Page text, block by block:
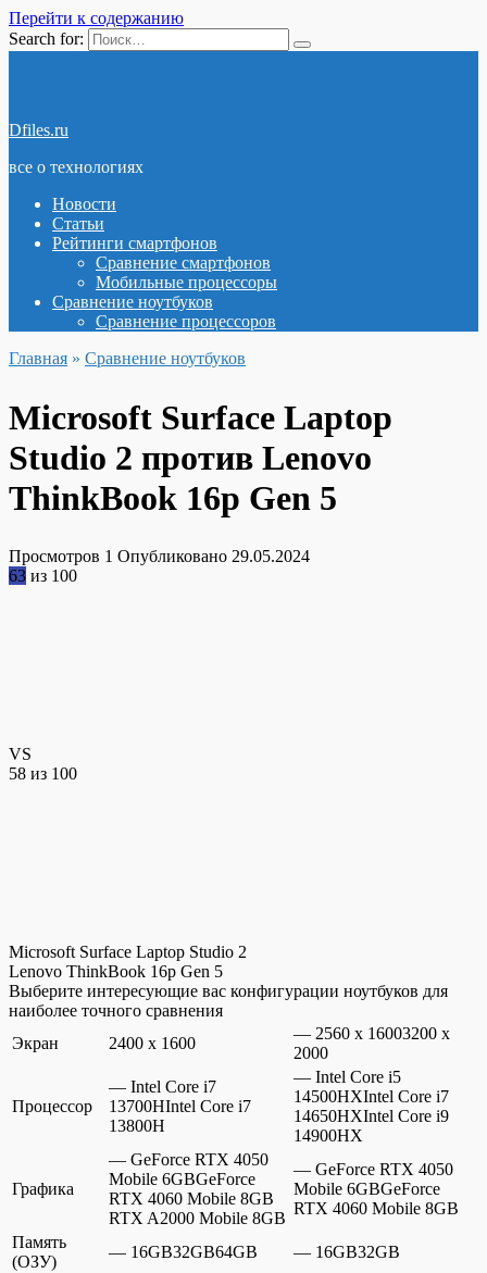
Перейти к содержанию
Search for:
Dfiles.ru
все о технологиях
Новости
Статьи
Рейтинги смартфонов
Сравнение смартфонов
Мобильные процессоры
Сравнение ноутбуков
Сравнение процессоров
Главная » Сравнение ноутбуков
Microsoft Surface Laptop
Studio 2 против Lenovo
ThinkBook 16p Gen 5
Просмотров 1 Опубликовано 29.05.2024
63 из 100
VS
58 из 100
Microsoft Surface Laptop Studio 2
Lenovo ThinkBook 16p Gen 5
Выберите интересующие вас конфигурации ноутбуков для
наиболее точного сравнения
Экран
2400 x 1600
— 2560 x 16003200 x
2000
Процессор
— Intel Core i7
13700HIntel Core i7
13800H
— Intel Core i5
14500HXIntel Core i7
14650HXIntel Core i9
14900HX
Графика
— GeForce RTX 4050
Mobile 6GBGeForce
RTX 4060 Mobile 8GB
RTX A2000 Mobile 8GB
— GeForce RTX 4050
Mobile 6GBGeForce
RTX 4060 Mobile 8GB
Память
(ОЗУ)
— 16GB32GB64GB — 16GB32GB